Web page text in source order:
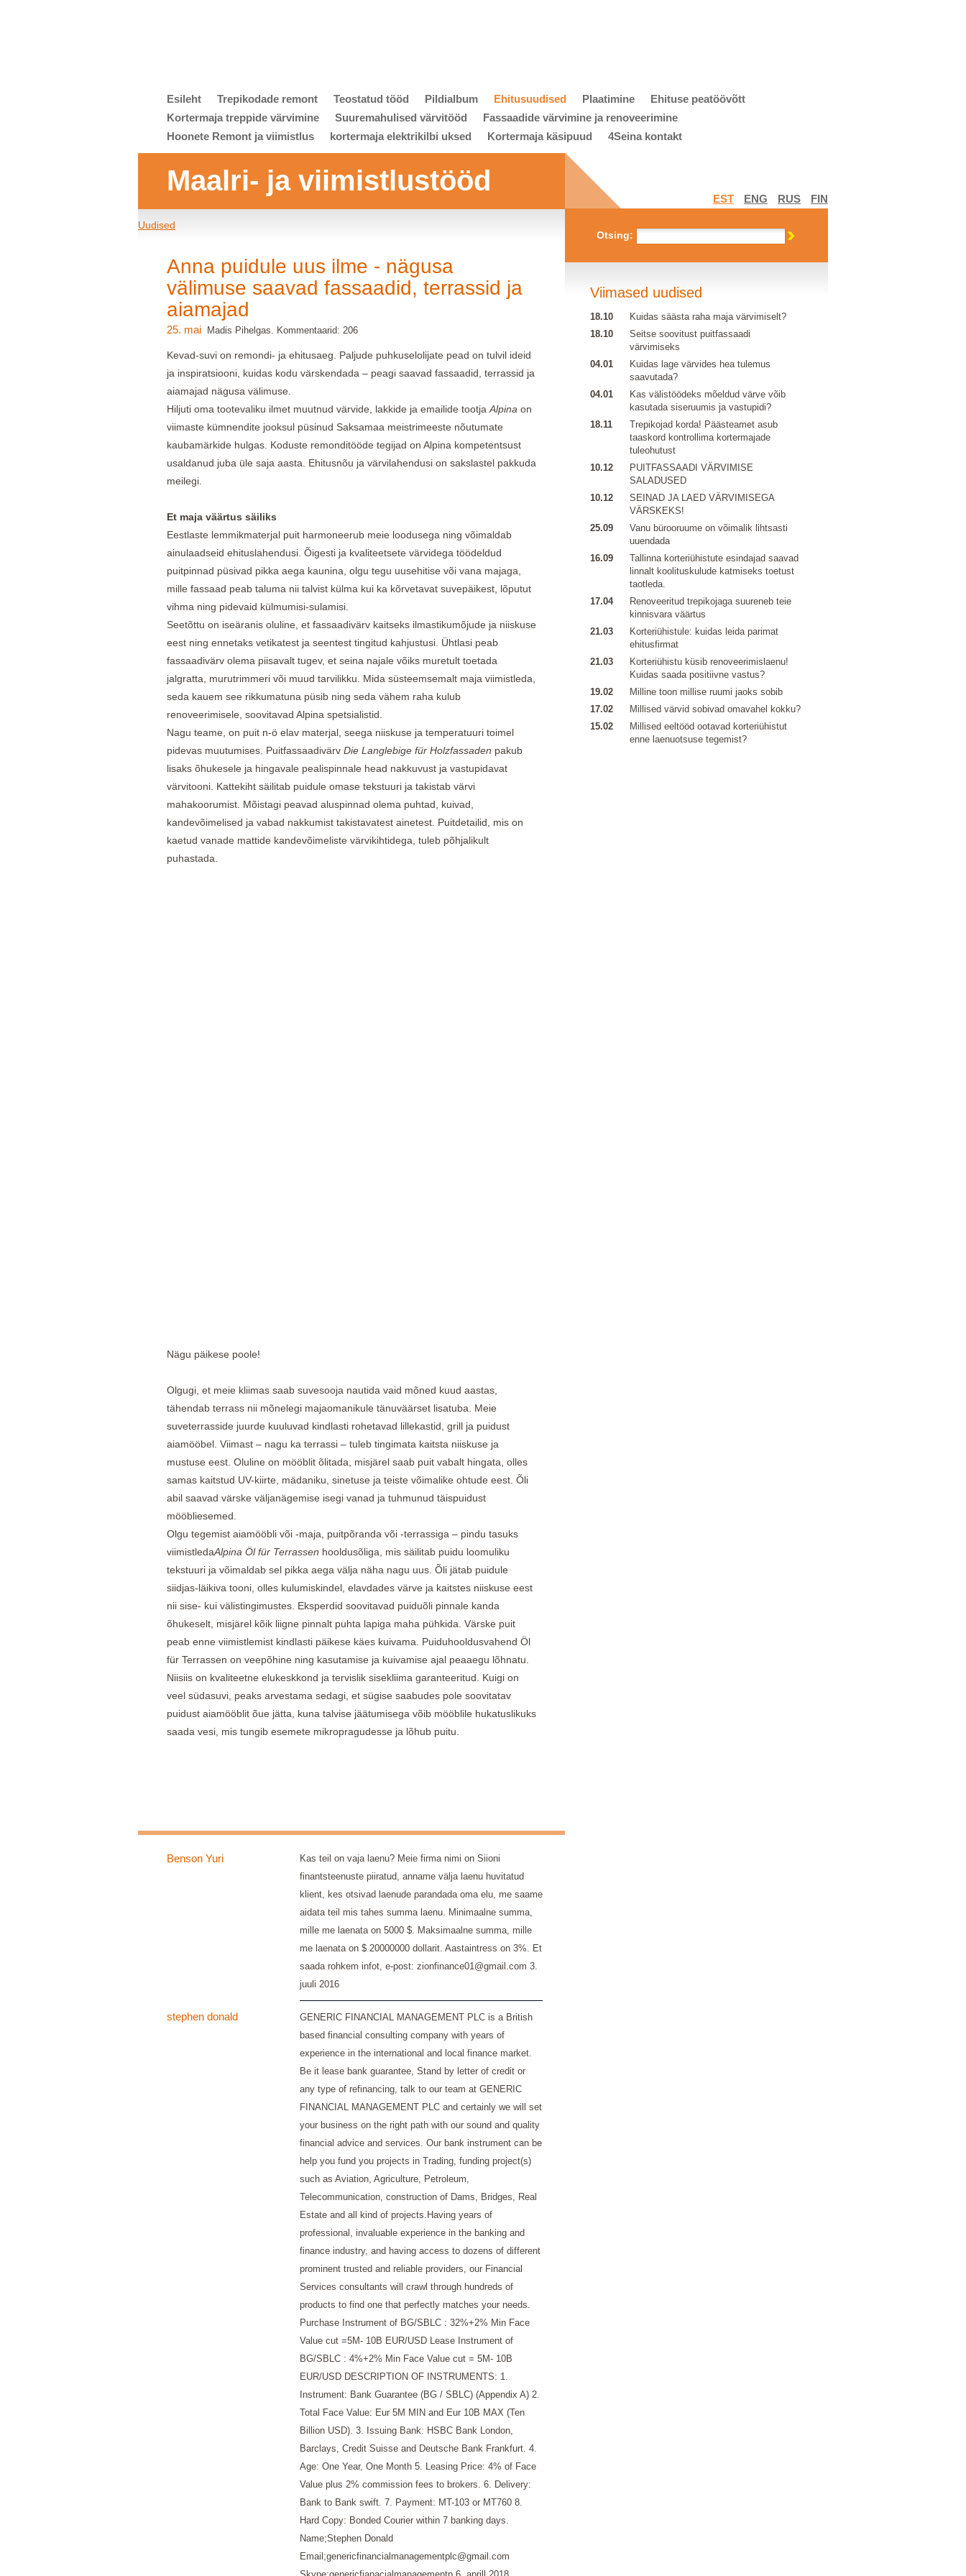
Esileht Trepikodade remont Teostatud tööd Pildialbum Ehitusuudised Plaatimine
Ehituse peatöövõtt
Kortermaja treppide värvimine
Suuremahulised värvitööd
Fassaadide värvimine ja renoveerimine
Hoonete Remont ja viimistlus
kortermaja elektrikilbi uksed Kortermaja käsipuud 4Seina kontakt
Maalri- ja viimistlustööd
Uudised
Anna puidule uus ilme - nägusa
välimuse saavad fassaadid, terrassid ja
aiamajad
25. mai Madis Pihelgas. Kommentaarid: 206
Kevad-suvi on remondi- ja ehitusaeg. Paljude puhkuselolijate pead on tulvil ideid
ja inspiratsiooni, kuidas kodu värskendada – peagi saavad fassaadid, terrassid ja
aiamajad nägusa välimuse.
Hiljuti oma tootevaliku ilmet muutnud värvide, lakkide ja emailide tootja Alpina on
viimaste kümnendite jooksul püsinud Saksamaa meistrimeeste nõutumate
kaubamärkide hulgas. Koduste remonditööde tegijad on Alpina kompetentsust
usaldanud juba üle saja aasta. Ehitusnõu ja värvilahendusi on sakslastel pakkuda
meilegi.
Et maja väärtus säiliks
Eestlaste lemmikmaterjal puit harmoneerub meie loodusega ning võimaldab
ainulaadseid ehituslahendusi. Õigesti ja kvaliteetsete värvidega töödeldud
puitpinnad püsivad pikka aega kaunina, olgu tegu uusehitise või vana majaga,
mille fassaad peab taluma nii talvist külma kui ka kõrvetavat suvepäikest, lõputut
vihma ning pidevaid külmumisi-sulamisi.
Seetõttu on iseäranis oluline, et fassaadivärv kaitseks ilmastikumõjude ja niiskuse
eest ning ennetaks vetikatest ja seentest tingitud kahjustusi. Ühtlasi peab
fassaadivärv olema piisavalt tugev, et seina najale võiks muretult toetada
jalgratta, murutrimmeri või muud tarvilikku. Mida süsteemsemalt maja viimistleda,
seda kauem see rikkumatuna püsib ning seda vähem raha kulub
renoveerimisele, soovitavad Alpina spetsialistid.
Nagu teame, on puit n-ö elav materjal, seega niiskuse ja temperatuuri toimel
pidevas muutumises. Puitfassaadivärv Die Langlebige für Holzfassaden pakub
lisaks õhukesele ja hingavale pealispinnale head nakkuvust ja vastupidavat
värvitooni. Kattekiht säilitab puidule omase tekstuuri ja takistab värvi
mahakoorumist. Mõistagi peavad aluspinnad olema puhtad, kuivad,
kandevõimelised ja vabad nakkumist takistavatest ainetest. Puitdetailid, mis on
kaetud vanade mattide kandevõimeliste värvikihtidega, tuleb põhjalikult
puhastada.
Nägu päikese poole!
Olgugi, et meie kliimas saab suvesooja nautida vaid mõned kuud aastas,
tähendab terrass nii mõnelegi majaomanikule tänuväärset lisatuba. Meie
suveterrasside juurde kuuluvad kindlasti rohetavad lillekastid, grill ja puidust
aiamööbel. Viimast – nagu ka terrassi – tuleb tingimata kaitsta niiskuse ja
mustuse eest. Oluline on mööblit õlitada, misjärel saab puit vabalt hingata, olles
samas kaitstud UV-kiirte, mädaniku, sinetuse ja teiste võimalike ohtude eest. Õli
abil saavad värske väljanägemise isegi vanad ja tuhmunud täispuidust
mööbliesemed.
Olgu tegemist aiamööbli või -maja, puitpõranda või -terrassiga – pindu tasuks
viimistledaAlpina Öl für Terrassen hooldusõliga, mis säilitab puidu loomuliku
tekstuuri ja võimaldab sel pikka aega välja näha nagu uus. Õli jätab puidule
siidjas-läikiva tooni, olles kulumiskindel, elavdades värve ja kaitstes niiskuse eest
nii sise- kui välistingimustes. Eksperdid soovitavad puiduõli pinnale kanda
õhukeselt, misjärel kõik liigne pinnalt puhta lapiga maha pühkida. Värske puit
peab enne viimistlemist kindlasti päikese käes kuivama. Puiduhooldusvahend Öl
für Terrassen on veepõhine ning kasutamise ja kuivamise ajal peaaegu lõhnatu.
Niisiis on kvaliteetne elukeskkond ja tervislik sisekliima garanteeritud. Kuigi on
veel südasuvi, peaks arvestama sedagi, et sügise saabudes pole soovitatav
puidust aiamööblit õue jätta, kuna talvise jäätumisega võib mööblile hukatuslikuks
saada vesi, mis tungib esemete mikropragudesse ja lõhub puitu.
Benson Yuri
Kas teil on vaja laenu? Meie firma nimi on Siioni
finantsteenuste piiratud, anname välja laenu huvitatud
klient, kes otsivad laenude parandada oma elu, me saame
aidata teil mis tahes summa laenu. Minimaalne summa,
mille me laenata on 5000 $. Maksimaalne summa, mille
me laenata on $ 20000000 dollarit. Aastaintress on 3%. Et
saada rohkem infot, e-post: zionfinance01@gmail.com 3.
juuli 2016
stephen donald
GENERIC FINANCIAL MANAGEMENT PLC is a British
based financial consulting company with years of
experience in the international and local finance market.
Be it lease bank guarantee, Stand by letter of credit or
any type of refinancing, talk to our team at GENERIC
FINANCIAL MANAGEMENT PLC and certainly we will set
your business on the right path with our sound and quality
financial advice and services. Our bank instrument can be
help you fund you projects in Trading, funding project(s)
such as Aviation, Agriculture, Petroleum,
Telecommunication, construction of Dams, Bridges, Real
Estate and all kind of projects.Having years of
professional, invaluable experience in the banking and
finance industry, and having access to dozens of different
prominent trusted and reliable providers, our Financial
Services consultants will crawl through hundreds of
products to find one that perfectly matches your needs.
Purchase Instrument of BG/SBLC : 32%+2% Min Face
Value cut =5M- 10B EUR/USD Lease Instrument of
BG/SBLC : 4%+2% Min Face Value cut = 5M- 10B
EUR/USD DESCRIPTION OF INSTRUMENTS: 1.
Instrument: Bank Guarantee (BG / SBLC) (Appendix A) 2.
Total Face Value: Eur 5M MIN and Eur 10B MAX (Ten
Billion USD). 3. Issuing Bank: HSBC Bank London,
Barclays, Credit Suisse and Deutsche Bank Frankfurt. 4.
Age: One Year, One Month 5. Leasing Price: 4% of Face
Value plus 2% commission fees to brokers. 6. Delivery:
Bank to Bank swift. 7. Payment: MT-103 or MT760 8.
Hard Copy: Bonded Courier within 7 banking days.
Name;Stephen Donald
Email;genericfinancialmanagementplc@gmail.com
EST ENG RUS FIN
Otsing:
Viimased uudised
18.10
Kuidas säästa raha maja värvimiselt?
18.10
Seitse soovitust puitfassaadi
värvimiseks
04.01
Kuidas lage värvides hea tulemus
saavutada?
04.01
Kas välistöödeks mõeldud värve võib
kasutada siseruumis ja vastupidi?
18.11
Trepikojad korda! Päästeamet asub
taaskord kontrollima kortermajade
tuleohutust
10.12
PUITFASSAADI VÄRVIMISE
SALADUSED
10.12
SEINAD JA LAED VÄRVIMISEGA
VÄRSKEKS!
25.09
Vanu bürooruume on võimalik lihtsasti
uuendada
16.09
Tallinna korteriühistute esindajad saavad
linnalt koolituskulude katmiseks toetust
taotleda.
17.04
Renoveeritud trepikojaga suureneb teie
kinnisvara väärtus
21.03
Korteriühistule: kuidas leida parimat
ehitusfirmat
21.03
Korteriühistu küsib renoveerimislaenu!
Kuidas saada positiivne vastus?
19.02
Milline toon millise ruumi jaoks sobib
17.02
Millised värvid sobivad omavahel kokku?
15.02
Millised eeltööd ootavad korteriühistut
enne laenuotsuse tegemist?